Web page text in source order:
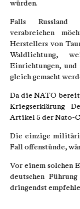
würden.
Falls Russland
verabreichen
Herstellers von
Waldlichtung,
Einrichtungen,
gleich gemacht
Da die NATO
Kriegserklärung
Artikel 5 der Nato-
Die einzige
Fall offenstünde,
Vor einem solchen
deutschen
dringendst